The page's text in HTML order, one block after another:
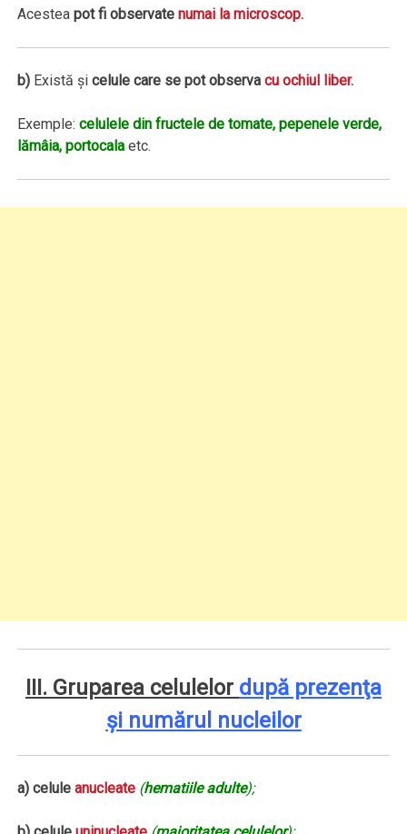
Acesteapot fi observatenumai la microscop.
b) Există şi celule care se pot observacu ochiul liber.
Exemple:celulele din fructele de tomate, pepenele verde,
lămâia, portocala etc.
III. Gruparea celulelor după prezenţa
şi numărul nucleilor
a) celule anucleate (hematiile adulte);